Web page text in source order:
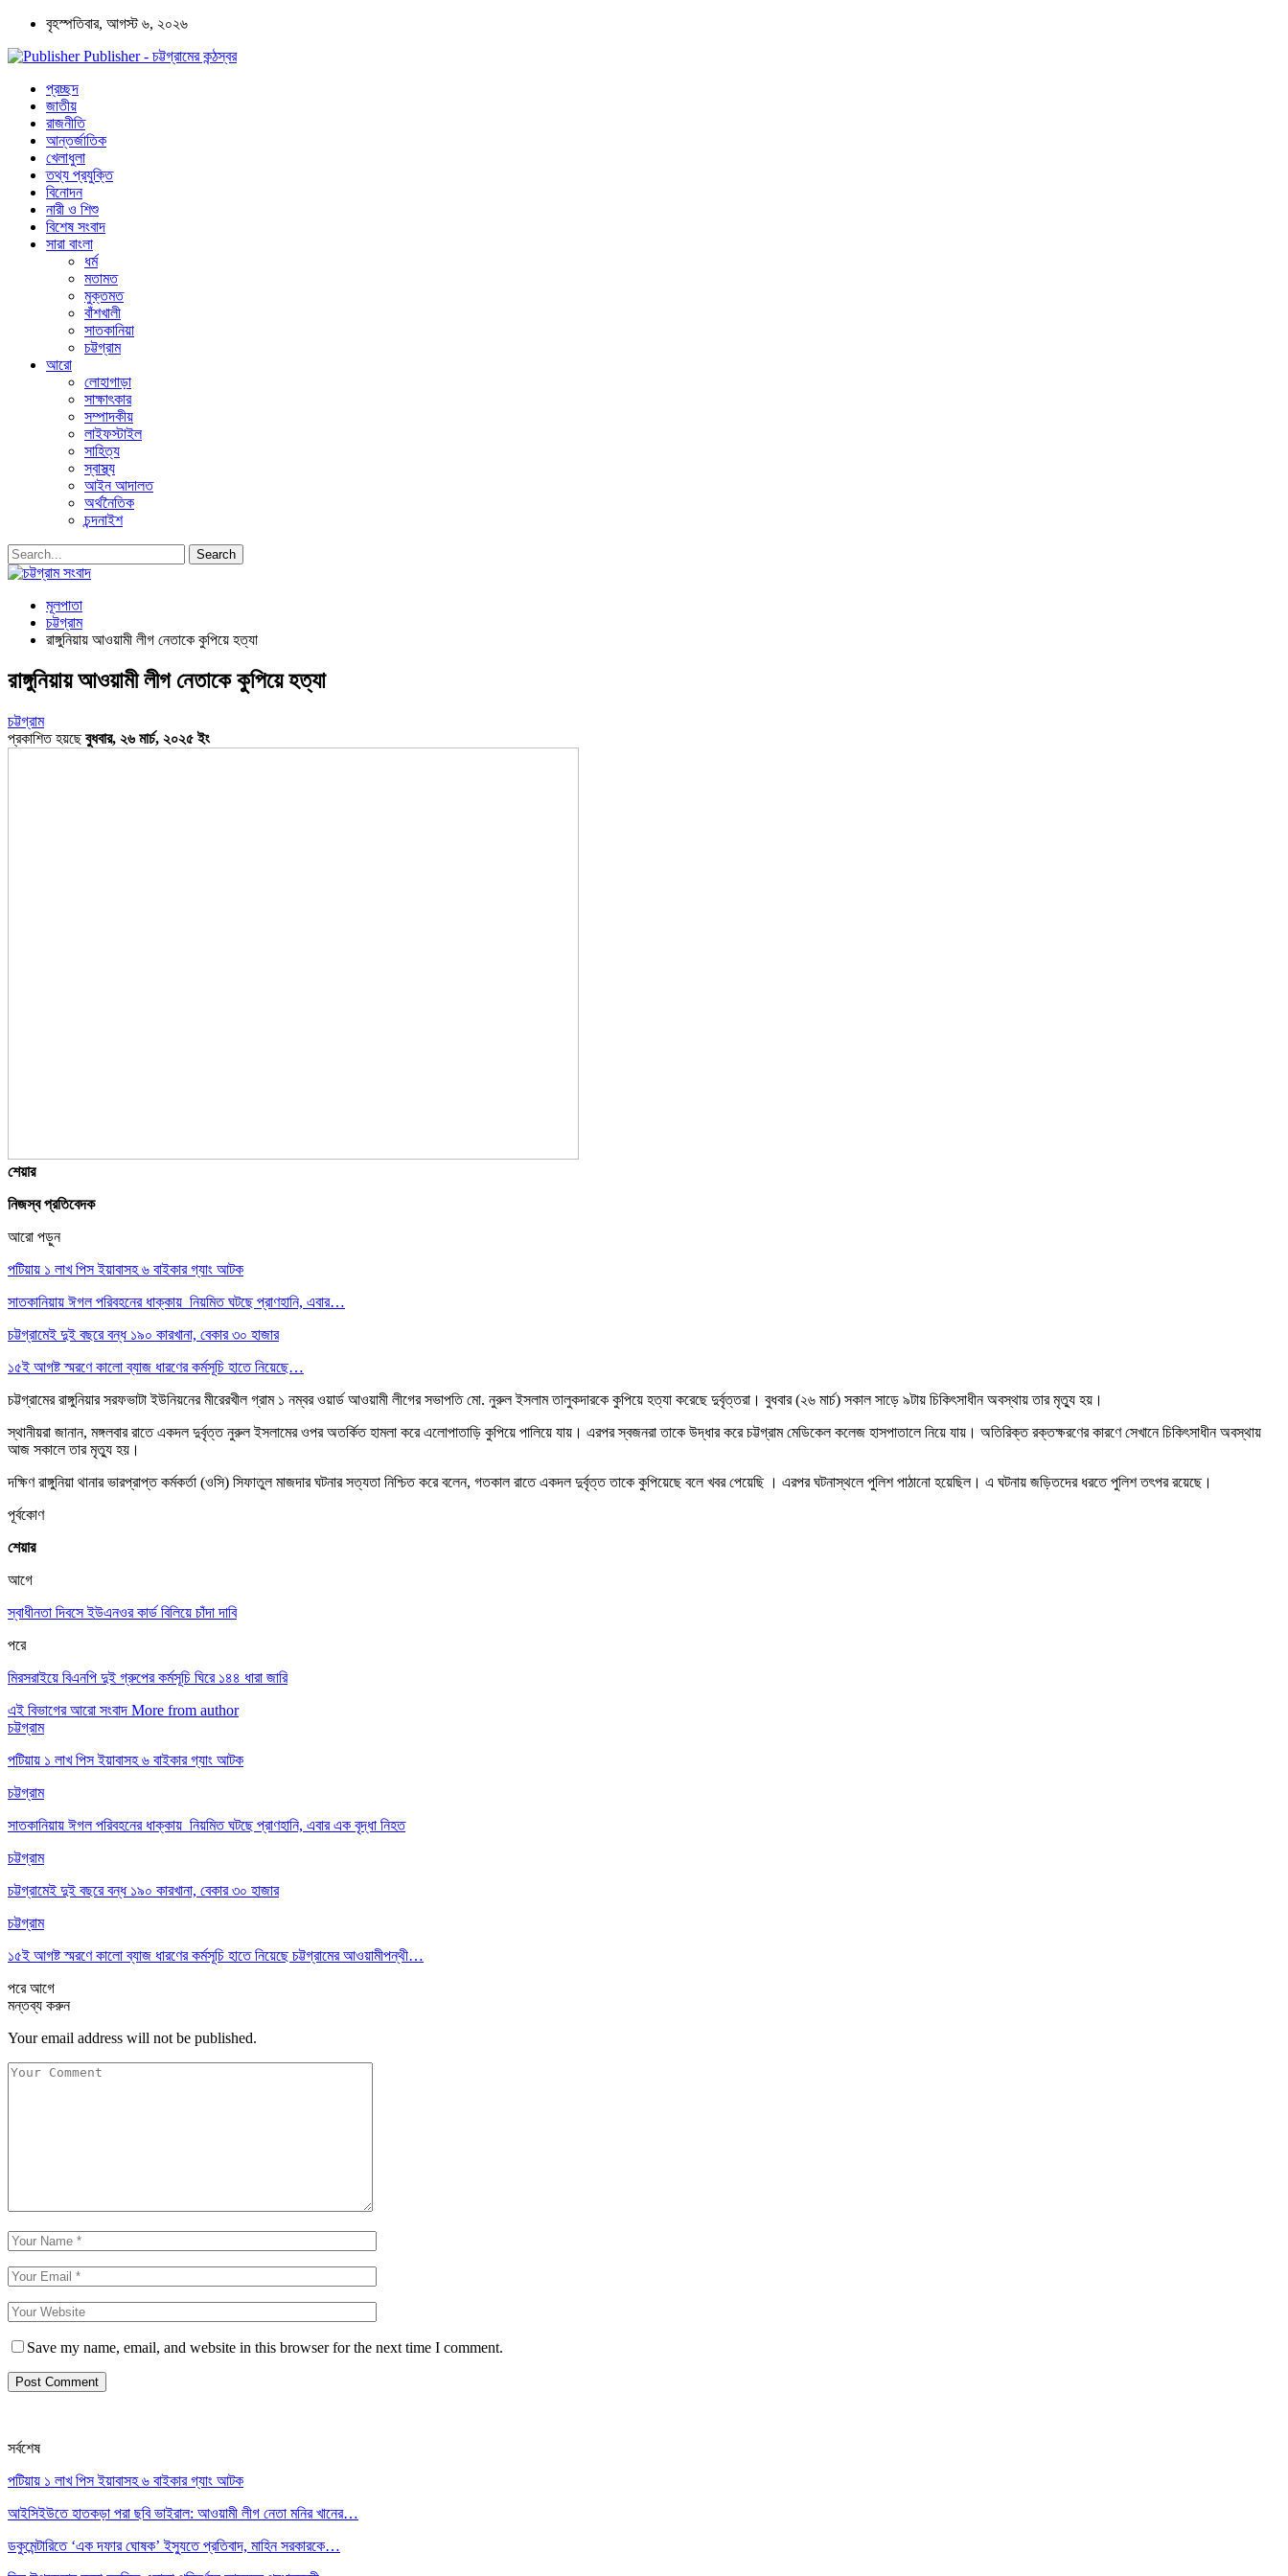
বৃহস্পতিবার, আগস্ট ৬, ২০২৬
Publisher - চট্টগ্রামের কন্ঠস্বর
প্রচ্ছদ
জাতীয়
রাজনীতি
আন্তর্জাতিক
খেলাধুলা
তথ্য প্রযুক্তি
বিনোদন
নারী ও শিশু
বিশেষ সংবাদ
সারা বাংলা
ধর্ম
মতামত
মুক্তমত
বাঁশখালী
সাতকানিয়া
চট্টগ্রাম
আরো
লোহাগাড়া
সাক্ষাৎকার
সম্পাদকীয়
লাইফস্টাইল
সাহিত্য
স্বাস্থ্য
আইন আদালত
অর্থনৈতিক
চন্দনাইশ
মূলপাতা
চট্টগ্রাম
রাঙ্গুনিয়ায় আওয়ামী লীগ নেতাকে কুপিয়ে হত্যা
রাঙ্গুনিয়ায় আওয়ামী লীগ নেতাকে কুপিয়ে হত্যা
চট্টগ্রাম
প্রকাশিত হয়ছেবুধবার, ২৬ মার্চ, ২০২৫ ইং
শেয়ার
নিজস্ব প্রতিবেদক
আরো পড়ুন
পটিয়ায় ১ লাখ পিস ইয়াবাসহ ৬ বাইকার গ্যাং আটক
সাতকানিয়ায় ঈগল পরিবহনের ধাক্কায় নিয়মিত ঘটছে প্রাণহানি, এবার…
চট্টগ্রামেই দুই বছরে বন্ধ ১৯০ কারখানা, বেকার ৩০ হাজার
১৫ই আগষ্ট স্মরণে কালো ব্যাজ ধারণের কর্মসূচি হাতে নিয়েছে…
চট্টগ্রামের রাঙ্গুনিয়ার সরফভাটা ইউনিয়নের মীরেরখীল গ্রাম ১ নম্বর ওয়ার্ড আওয়ামী লীগের সভাপতি মো. নুরুল ইসলাম তালুকদারকে কুপিয়ে হত্যা করেছে দুর্বৃত্তরা। বুধবার (২৬ মার্চ) সকাল সাড়ে ৯টায় চিকিৎসাধীন অবস্থায় তার মৃত্যু হয়।
স্থানীয়রা জানান, মঙ্গলবার রাতে একদল দুর্বৃত্ত নুরুল ইসলামের ওপর অতর্কিত হামলা করে এলোপাতাড়ি কুপিয়ে পালিয়ে যায়। এরপর স্বজনরা তাকে উদ্ধার করে চট্টগ্রাম মেডিকেল কলেজ হাসপাতালে নিয়ে যায়। অতিরিক্ত রক্তক্ষরণের কারণে সেখানে চিকিৎসাধীন অবস্থায়
আজ সকালে তার মৃত্যু হয়।
দক্ষিণ রাঙ্গুনিয়া থানার ভারপ্রাপ্ত কর্মকর্তা (ওসি) সিফাতুল মাজদার ঘটনার সত্যতা নিশ্চিত করে বলেন, গতকাল রাতে একদল দুর্বৃত্ত তাকে কুপিয়েছে বলে খবর পেয়েছি । এরপর ঘটনাস্থলে পুলিশ পাঠানো হয়েছিল। এ ঘটনায় জড়িতদের ধরতে পুলিশ তৎপর রয়েছে।
পূর্বকোণ
শেয়ার
আগে
স্বাধীনতা দিবসে ইউএনওর কার্ড বিলিয়ে চাঁদা দাবি
পরে
মিরসরাইয়ে বিএনপি দুই গ্রুপের কর্মসূচি ঘিরে ১৪৪ ধারা জারি
এই বিভাগের আরো সংবাদ More from author
চট্টগ্রাম
পটিয়ায় ১ লাখ পিস ইয়াবাসহ ৬ বাইকার গ্যাং আটক
চট্টগ্রাম
সাতকানিয়ায় ঈগল পরিবহনের ধাক্কায় নিয়মিত ঘটছে প্রাণহানি, এবার এক বৃদ্ধা নিহত
চট্টগ্রাম
চট্টগ্রামেই দুই বছরে বন্ধ ১৯০ কারখানা, বেকার ৩০ হাজার
চট্টগ্রাম
১৫ই আগষ্ট স্মরণে কালো ব্যাজ ধারণের কর্মসূচি হাতে নিয়েছে চট্টগ্রামের আওয়ামীপন্থী…
পরেআগে
মন্তব্য করুন
Your email address will not be published.
Save my name, email, and website in this browser for the next time I comment.
সর্বশেষ
পটিয়ায় ১ লাখ পিস ইয়াবাসহ ৬ বাইকার গ্যাং আটক
আইসিইউতে হাতকড়া পরা ছবি ভাইরাল: আওয়ামী লীগ নেতা মনির খানের…
ডকুমেন্টারিতে ‘এক দফার ঘোষক’ ইস্যুতে প্রতিবাদ, মাহিন সরকারকে…